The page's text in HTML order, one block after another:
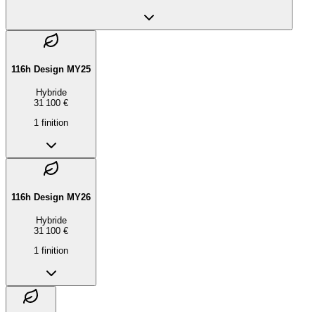
116h Design MY25
Hybride
31 100 €
1 finition
116h Design MY26
Hybride
31 100 €
1 finition